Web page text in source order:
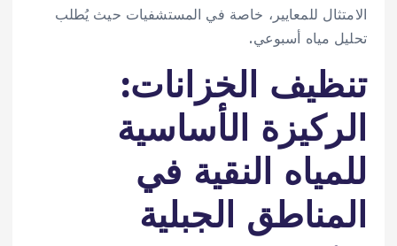
الامتثال للمعايير، خاصة في المستشفيات حيث يُطلب
تحليل مياه أسبوعي.
تنظيف الخزانات:
الركيزة الأساسية
للمياه النقية في
المناطق الجبلية